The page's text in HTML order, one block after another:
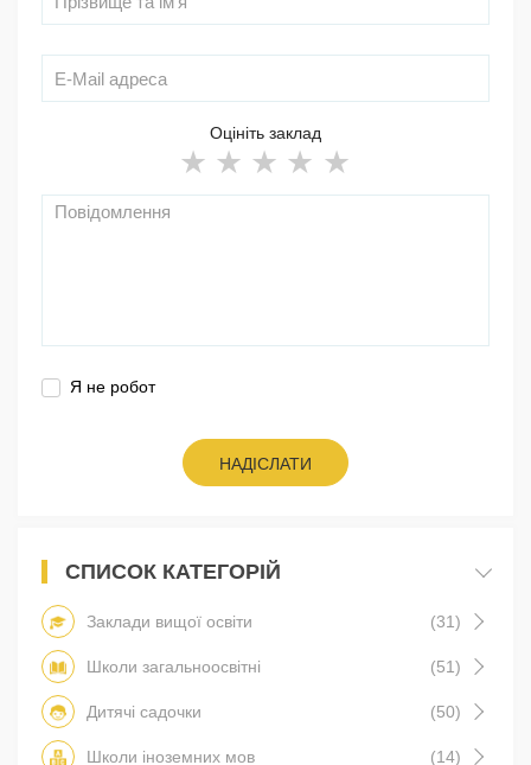
Оцініть заклад
Я не робот
НАДІСЛАТИ
СПИСОК КАТЕГОРІЙ
Заклади вищої освіти (31)
Школи загальноосвітні (51)
Дитячі садочки (50)
Школи іноземних мов (14)